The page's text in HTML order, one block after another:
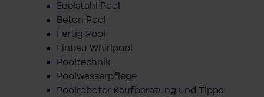
Edelstahl Pool
Beton Pool
Fertig Pool
Einbau Whirlpool
Pooltechnik
Poolwasserpflege
Poolroboter Kaufberatung und Tipps